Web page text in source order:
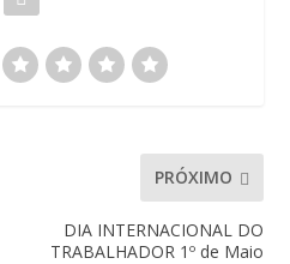
PRÓXIMO
DIA INTERNACIONAL DO
TRABALHADOR 1º de Maio